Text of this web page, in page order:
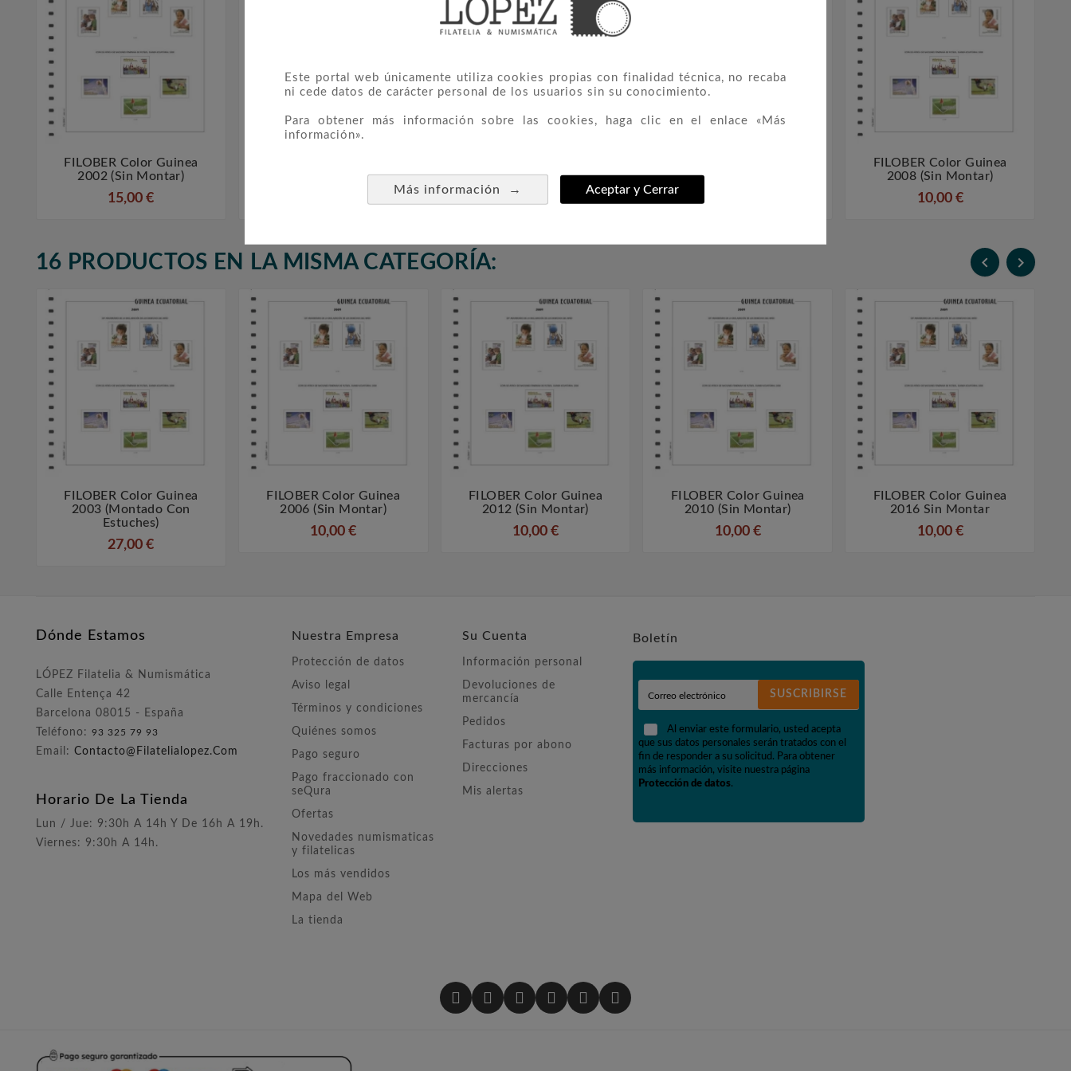
Este portal web únicamente utiliza cookies propias con finalidad técnica, no recaba
ni cede datos de carácter personal de los usuarios sin su conocimiento.
Para obtener más información sobre las cookies, haga clic en el enlace «Más
información».
Más información → Aceptar y Cerrar
 
FILOBER Color Guinea
2002 (sin Montar)
15,00 €
2005 (sin Montar)
 
2010 (sin Montar)
10,00 €
1968/2015 (sin Montar)
 
FILOBER Color Guinea
2008 (sin Montar)
10,00 €
16 PRODUCTOS EN LA MISMA CATEGORÍA:  
 
FILOBER Color Guinea
2003 (montado Con
Estuches)
27,00 €
 
FILOBER Color Guinea
2006 (sin Montar)
10,00 €
 
FILOBER Color Guinea
2012 (sin Montar)
10,00 €
 
FILOBER Color Guinea
2010 (sin Montar)
10,00 €
 
FILOBER Color Guinea
2016 Sin Montar
10,00 €
Dónde Estamos
LÓPEZ Filatelia & Numismática
Calle Entença 42
Barcelona 08015 - España
Teléfono: 93 325 79 93
Email: Contacto@filatelialopez.com
Horario De La Tienda
Lun / Jue: 9:30h A 14h Y De 16h A 19h.
Viernes: 9:30h A 14h.
Nuestra Empresa
Protección de datos
Aviso legal
Términos y condiciones
Quiénes somos
Pago seguro
Pago fraccionado con
seQura
Ofertas
Novedades numismaticas
y filatelicas
Los más vendidos
Mapa del Web
La tienda
Su Cuenta
Información personal
Devoluciones de
mercancía
Pedidos
Facturas por abono
Direcciones
Mis alertas
Boletín
SUSCRIBIRSE
Al enviar este formulario, usted acepta
que sus datos personales serán tratados con el
fin de responder a su solicitud. Para obtener
más información, visite nuestra página
Protección de datos.